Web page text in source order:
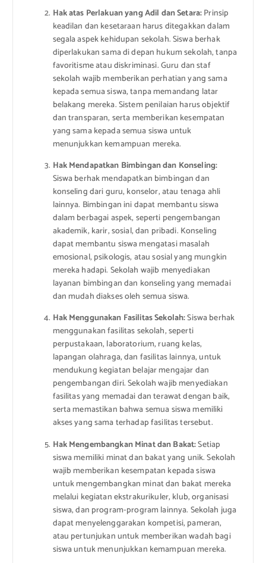
Hak atas Perlakuan yang Adil dan Setara:Prinsip
keadilan dan kesetaraan harus ditegakkan dalam
segala aspek kehidupan sekolah. Siswa berhak
diperlakukan sama di depan hukum sekolah, tanpa
favoritisme atau diskriminasi. Guru dan staf
sekolah wajib memberikan perhatian yang sama
kepada semua siswa, tanpa memandang latar
belakang mereka. Sistem penilaian harus objektif
dan transparan, serta memberikan kesempatan
yang sama kepada semua siswa untuk
menunjukkan kemampuan mereka.
Hak Mendapatkan Bimbingan dan Konseling:
Siswa berhak mendapatkan bimbingan dan
konseling dari guru, konselor, atau tenaga ahli
lainnya. Bimbingan ini dapat membantu siswa
dalam berbagai aspek, seperti pengembangan
akademik, karir, sosial, dan pribadi. Konseling
dapat membantu siswa mengatasi masalah
emosional, psikologis, atau sosial yang mungkin
mereka hadapi. Sekolah wajib menyediakan
layanan bimbingan dan konseling yang memadai
dan mudah diakses oleh semua siswa.
Hak Menggunakan Fasilitas Sekolah:Siswa berhak
menggunakan fasilitas sekolah, seperti
perpustakaan, laboratorium, ruang kelas,
lapangan olahraga, dan fasilitas lainnya, untuk
mendukung kegiatan belajar mengajar dan
pengembangan diri. Sekolah wajib menyediakan
fasilitas yang memadai dan terawat dengan baik,
serta memastikan bahwa semua siswa memiliki
akses yang sama terhadap fasilitas tersebut.
Hak Mengembangkan Minat dan Bakat:Setiap
siswa memiliki minat dan bakat yang unik. Sekolah
wajib memberikan kesempatan kepada siswa
untuk mengembangkan minat dan bakat mereka
melalui kegiatan ekstrakurikuler, klub, organisasi
siswa, dan program-program lainnya. Sekolah juga
dapat menyelenggarakan kompetisi, pameran,
atau pertunjukan untuk memberikan wadah bagi
siswa untuk menunjukkan kemampuan mereka.